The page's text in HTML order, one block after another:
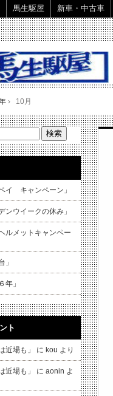
馬生駆屋 新車・中古車
› 10月
イ キャンペーン」
ンウイークの休み」
ルメットキャンペー
」
年」
ト
近場も」 に kou より
近場も」 に aonin よ